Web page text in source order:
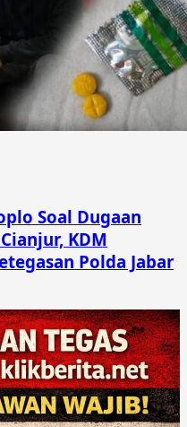
Soal Dugaan
KDM
Polda Jabar